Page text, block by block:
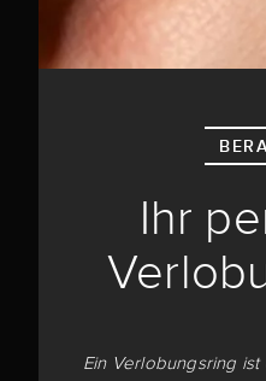
Ihr
Ein Verlobungsring